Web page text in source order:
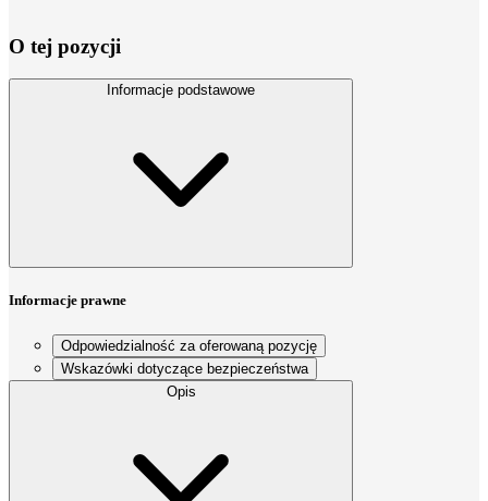
O tej pozycji
Informacje podstawowe
Informacje prawne
Odpowiedzialność za oferowaną pozycję
Wskazówki dotyczące bezpieczeństwa
Opis